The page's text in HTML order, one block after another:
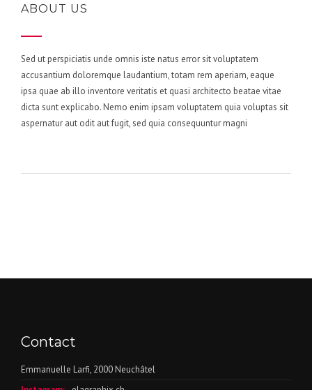
ABOUT US
Sed ut perspiciatis unde omnis iste natus error sit voluptatem
accusantium doloremque laudantium, totam rem aperiam, eaque
ipsa quae ab illo inventore veritatis et quasi architecto beatae vitae
dicta sunt explicabo. Nemo enim ipsam voluptatem quia voluptas sit
aspernatur aut odit aut fugit, sed quia consequuntur magni
Contact
Emmanuelle Larfi, 2000 Neuchâtel